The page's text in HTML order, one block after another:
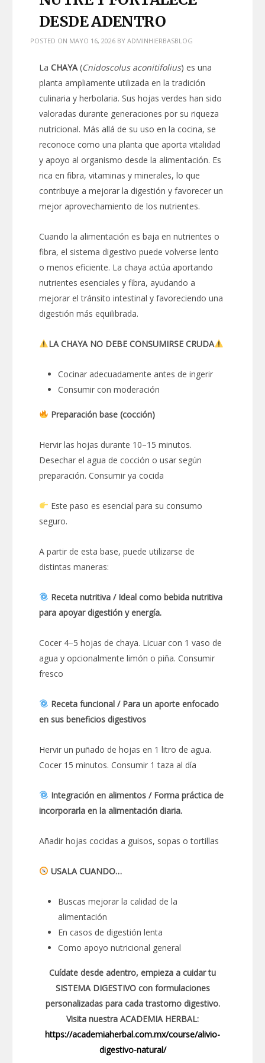
DESDE ADENTRO
POSTED ON MAYO 16, 2026 BY ADMINHIERBASBLOG
La CHAYA(Cnidoscolus aconitifolius) es una
planta ampliamente utilizada en la tradición
culinaria y herbolaria. Sus hojas verdes han sido
valoradas durante generaciones por su riqueza
nutricional. Más allá de su uso en la cocina, se
reconoce como una planta que aporta vitalidad
y apoyo al organismo desde la alimentación. Es
rica en fibra, vitaminas y minerales, lo que
contribuye a mejorar la digestión y favorecer un
mejor aprovechamiento de los nutrientes.
Cuando la alimentación es baja en nutrientes o
fibra, el sistema digestivo puede volverse lento
o menos eficiente. La chaya actúa aportando
nutrientes esenciales y fibra, ayudando a
mejorar el tránsito intestinal y favoreciendo una
digestión más equilibrada.
LA CHAYA NO DEBE CONSUMIRSE CRUDA
Cocinar adecuadamente antes de ingerir
Consumir con moderación
Preparación base (cocción)
Hervir las hojas durante 10–15 minutos.
Desechar el agua de cocción o usar según
preparación. Consumir ya cocida
Este paso es esencial para su consumo
seguro.
A partir de esta base, puede utilizarse de
distintas maneras:
Receta nutritiva / Ideal como bebida nutritiva
para apoyar digestión y energía.
Cocer 4–5 hojas de chaya. Licuar con 1 vaso de
agua y opcionalmente limón o piña. Consumir
fresco
Receta funcional / Para un aporte enfocado
en sus beneficios digestivos
Hervir un puñado de hojas en 1 litro de agua.
Cocer 15 minutos. Consumir 1 taza al día
Integración en alimentos / Forma práctica de
incorporarla en la alimentación diaria.
Añadir hojas cocidas a guisos, sopas o tortillas
USALA CUANDO…
Buscas mejorar la calidad de la
alimentación
En casos de digestión lenta
Como apoyo nutricional general
Cuídate desde adentro, empieza a cuidar tu
SISTEMA DIGESTIVO con formulaciones
personalizadas para cada trastorno digestivo.
Visita nuestra ACADEMIA HERBAL:
https://academiaherbal.com.mx/course/alivio-
digestivo-natural/